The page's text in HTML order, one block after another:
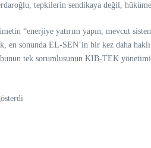
tepkilerin sendikaya değil,
“enerjiye yatırım yapın, mevcut
en sonunda EL-SEN’in bir kez daha haklı
tek sorumlusunun KIB-TEK